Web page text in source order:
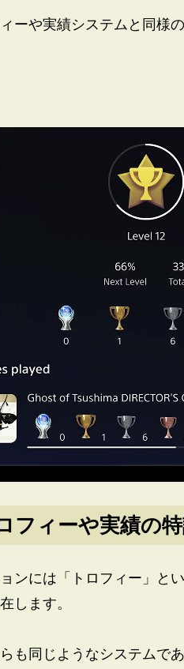
ーや実績システムと同様
フィーや実績の
ンには「トロフィー」と
します。
も同じようなシステムで